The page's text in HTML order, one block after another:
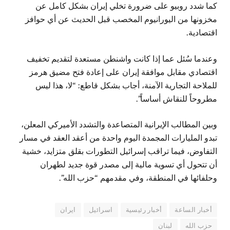
كما شدد روبيو على ضرورة تخلي إيران بشكل كامل عن
مخزونها من اليورانيوم المخصب قبل الحديث عن أي حوافز
اقتصادية.
وعندما سُئل عما إذا كانت واشنطن مستعدة لتقديم تخفيف
اقتصادي مقابل موافقة إيران على إعادة فتح مضيق هرمز
للملاحة التجارية الآمنة، أجاب بشكل قاطع: “لا، هذا ليس
مطروحاً للنقاش أساساً”.
وبين المطالب الإيرانية المتصاعدة والتشدد الأميركي المعلن،
تبدو المليارات المجمدة اليوم واحدة من أعقد العقد في مسار
التفاوض، فيما تراقب إسرائيل التطورات بقلق متزايد، خشية
أن تتحول أي تسوية مالية إلى مصدر قوة جديد لطهران
وحلفائها في المنطقة، وفي مقدمهم “حزب الله”.
أخبار الساعة أخبار رئيسية اسرائيل ايران
حزب الله لبنان